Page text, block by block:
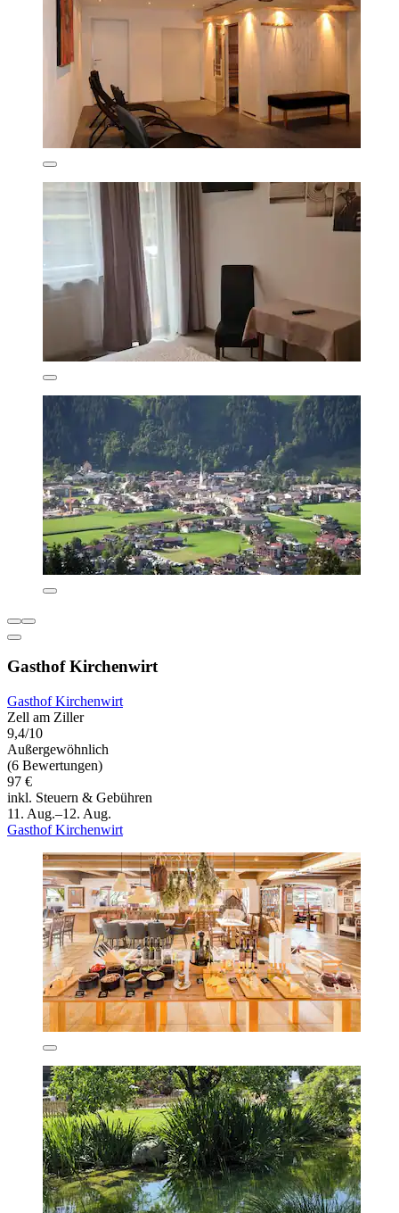
Gasthof Kirchenwirt
Gasthof Kirchenwirt
Zell am Ziller
9,4/10
Außergewöhnlich
(6 Bewertungen)
97 €
inkl. Steuern & Gebühren
11. Aug.–12. Aug.
Gasthof Kirchenwirt